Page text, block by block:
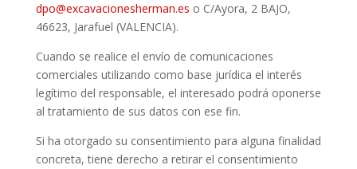
dpo@excavacionesherman.es o C/Ayora, 2 BAJO,
46623, Jarafuel (VALENCIA).
Cuando se realice el envío de comunicaciones
comerciales utilizando como base jurídica el interés
legítimo del responsable, el interesado podrá oponerse
al tratamiento de sus datos con ese fin.
Si ha otorgado su consentimiento para alguna finalidad
concreta, tiene derecho a retirar el consentimiento